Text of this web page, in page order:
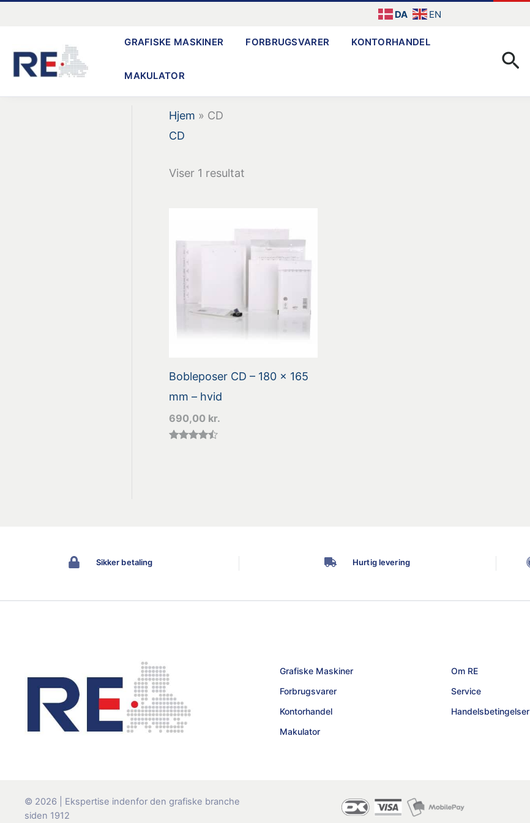
indholdet
DA EN
GRAFISKE MASKINER FORBRUGSVARER KONTORHANDEL
MAKULATOR
Søg
Hjem » CD
CD
Viser 1 resultat
Bobleposer CD – 180 x 165
mm – hvid
690,00 kr.
Sikker betaling Hurtig levering
Grafiske Maskiner
Forbrugsvarer
Kontorhandel
Makulator
Om RE
Service
Handelsbetingelser
© 2026 | Ekspertise indenfor den grafiske branche
siden 1912